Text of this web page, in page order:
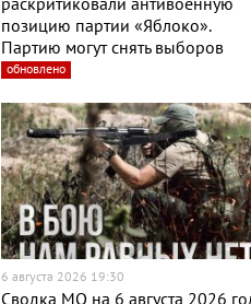
раскритиковали антивоенную
позицию партии «Яблоко».
Партию могут снять выборов
обновлено
6 августа 2026 19:30
Сводка МО на 6 августа 2026